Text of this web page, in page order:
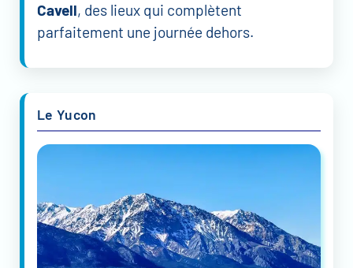
Cavell, des lieux qui complètent
parfaitement une journée dehors.
Le Yucon